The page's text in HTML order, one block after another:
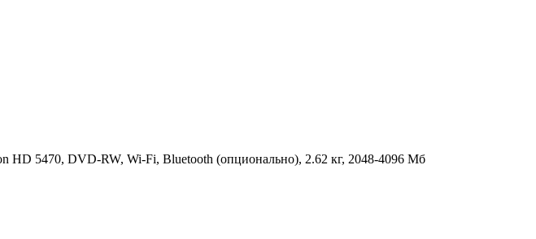
5470, DVD-RW, Wi-Fi, Bluetooth (опционально), 2.62 кг, 2048-4096 Мб